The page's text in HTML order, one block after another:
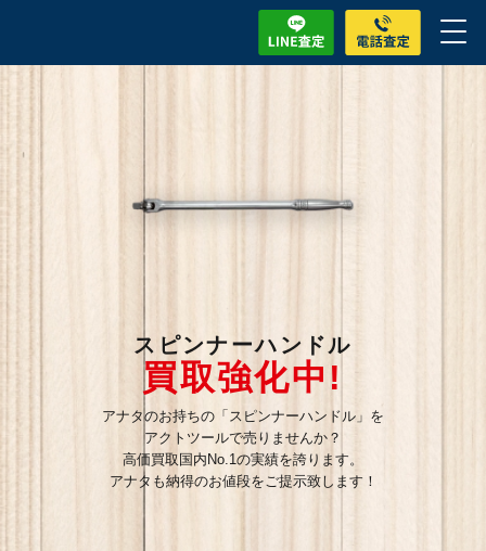
スピンナーハンドル
買取強化中!
アナタのお持ちの「スピンナーハンドル」を
アクトツールで売りませんか？
高価買取国内No.1の実績を誇ります。
アナタも納得のお値段をご提示致します！